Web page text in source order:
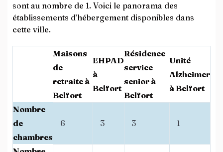
sont au nombre de 1. Voici le panorama des
établissements d’hébergement disponibles dans
cette ville.
Maisons
de
retraite à
Belfort
EHPAD
à
Belfort
Résidence
service
senior à
Belfort
Unité
Alzheimer
à Belfort
Nombre
de
chambres
6 3 3 1